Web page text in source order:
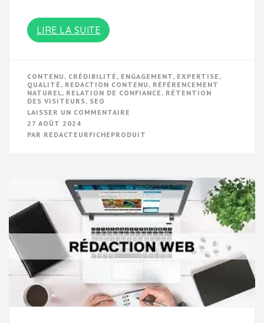
LIRE LA SUITE
CONTENU , CRÉDIBILITÉ , ENGAGEMENT, EXPERTISE ,
QUALITÉ , REDACTION CONTENU , RÉFÉRENCEMENT
NATUREL, RELATION DE CONFIANCE , RÉTENTION
DES VISITEURS, SEO
LAISSER UN COMMENTAIRE
DE
EN
LIGNE
27 AOÛT 2024
PAR REDACTEURFICHEPRODUIT